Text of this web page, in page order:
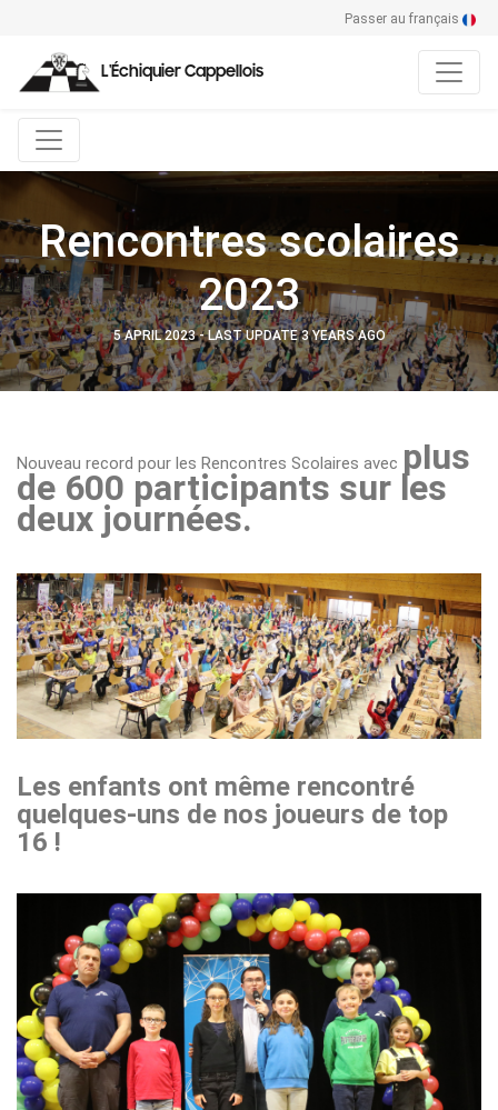
Passer au français
L'Échiquier Cappellois
Rencontres scolaires
2023
5 APRIL 2023 - LAST UPDATE 3 YEARS AGO
Nouveau record pour les Rencontres Scolaires avec plus
de 600 participants sur les
deux journées.
Les enfants ont même rencontré
quelques-uns de nos joueurs de top
16 !